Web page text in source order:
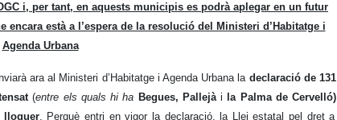
i, per tant, en aquests municipis es podrà aplegar en un futur
està a l’espera de la resolució del Ministeri d’Habitatge i
Agenda Urbana
ara al Ministeri d’Habitatge i Agenda Urbana la declaració de 131
(entre els quals hi ha Begues, Pallejà i
la Palma de Cervelló)
lloguer. Perquè entri en vigor la declaració, la Llei estatal pel dret a